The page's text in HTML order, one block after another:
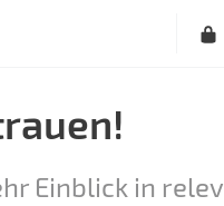
Einblick in